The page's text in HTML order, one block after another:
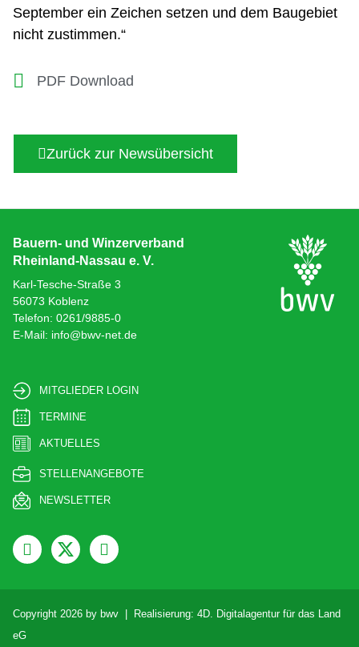
September ein Zeichen setzen und dem Baugebiet
nicht zustimmen.“
PDF Download
Zurück zur Newsübersicht
Bauern- und Winzerverband
Rheinland-Nassau e. V.
Karl-Tesche-Straße 3
56073 Koblenz
Telefon: 0261/9885-0
E-Mail: info@bwv-net.de
MITGLIEDER LOGIN
TERMINE
AKTUELLES
STELLENANGEBOTE
NEWSLETTER
Copyright 2026 by bwv | Realisierung: 4D. Digitalagentur für das Land
eG